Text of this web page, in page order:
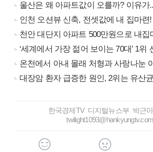
울산은 왜 아파트값이 오를까? 이유가
인천 오션뷰 신축, 전셋값에 내 집마련!
천안 대단지 아파트 500만원으로 내집
‘세계에서 가장 젊어 보이는 70대’ 1위
온천에서 아내 몰래 처형과 사랑나눈
대장암 환자 급증한 원인, 2위는 유산
한국경제TV 디지털뉴스부 박근
twilight1093@hankyungtv.com